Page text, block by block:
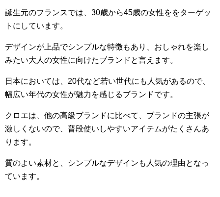
誕生元のフランスでは、30歳から45歳の女性ををターゲッ
トにしています。
デザインが上品でシンプルな特徴もあり、おしゃれを楽し
みたい大人の女性に向けたブランドと言えます。
日本においては、20代など若い世代にも人気があるので、
幅広い年代の女性が魅力を感じるブランドです。
クロエは、他の高級ブランドに比べて、ブランドの主張が
激しくないので、普段使いしやすいアイテムがたくさんあ
ります。
質のよい素材と、シンプルなデザインも人気の理由となっ
ています。